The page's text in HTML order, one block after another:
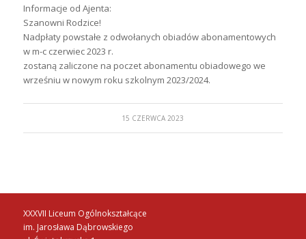
Informacje od Ajenta:
Szanowni Rodzice!
Nadpłaty powstałe z odwołanych obiadów abonamentowych
w m-c czerwiec 2023 r.
zostaną zaliczone na poczet abonamentu obiadowego we
wrześniu w nowym roku szkolnym 2023/2024.
15 CZERWCA 2023
XXXVII Liceum Ogólnokształcące
im. Jarosława Dąbrowskiego